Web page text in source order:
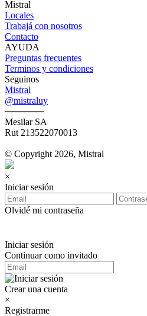
Mistral
Locales
Trabajá con nosotros
Contacto
AYUDA
Preguntas frecuentes
Terminos y condiciones
Seguinos
Mistral
@mistraluy
──────
Mesilar SA
Rut 213522070013
© Copyright 2026, Mistral
×
Iniciar sesión
Olvidé mi contraseña
Iniciar sesión
Continuar como invitado
Crear una cuenta
×
Registrarme